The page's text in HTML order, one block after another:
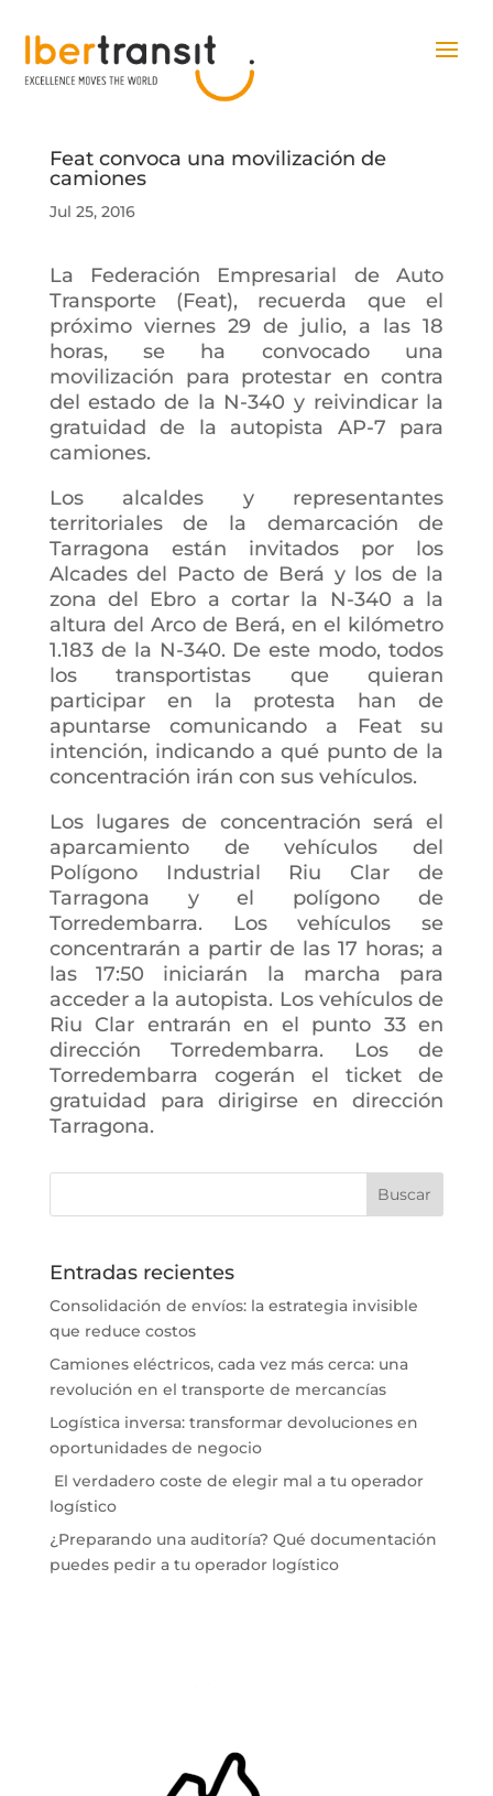
Feat convoca una movilización de
camiones
Jul 25, 2016
La Federación Empresarial de Auto
Transporte (Feat), recuerda que el
próximo viernes 29 de julio, a las 18
horas, se ha convocado una
movilización para protestar en contra
del estado de la N-340 y reivindicar la
gratuidad de la autopista AP-7 para
camiones.
Los alcaldes y representantes
territoriales de la demarcación de
Tarragona están invitados por los
Alcades del Pacto de Berá y los de la
zona del Ebro a cortar la N-340 a la
altura del Arco de Berá, en el kilómetro
1.183 de la N-340. De este modo, todos
los transportistas que quieran
participar en la protesta han de
apuntarse comunicando a Feat su
intención, indicando a qué punto de la
concentración irán con sus vehículos.
Los lugares de concentración será el
aparcamiento de vehículos del
Polígono Industrial Riu Clar de
Tarragona y el polígono de
Torredembarra. Los vehículos se
concentrarán a partir de las 17 horas; a
las 17:50 iniciarán la marcha para
acceder a la autopista. Los vehículos de
Riu Clar entrarán en el punto 33 en
dirección Torredembarra. Los de
Torredembarra cogerán el ticket de
gratuidad para dirigirse en dirección
Tarragona.
Entradas recientes
Consolidación de envíos: la estrategia invisible
que reduce costos
Camiones eléctricos, cada vez más cerca: una
revolución en el transporte de mercancías
Logística inversa: transformar devoluciones en
oportunidades de negocio
El verdadero coste de elegir mal a tu operador
logístico
¿Preparando una auditoría? Qué documentación
puedes pedir a tu operador logístico